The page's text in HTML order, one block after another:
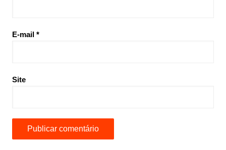
E-mail *
Site